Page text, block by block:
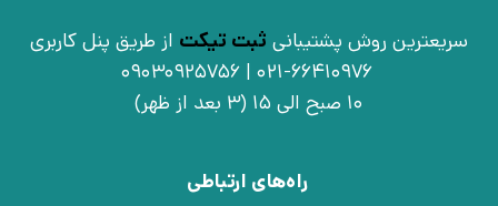
سریعترین روش پشتیبانی ثبت تیکت از طریق پنل کاربری
021-66410976 | 09030925756
10 صبح الی 15 (3 بعد از ظهر)
راه‌های ارتباطی